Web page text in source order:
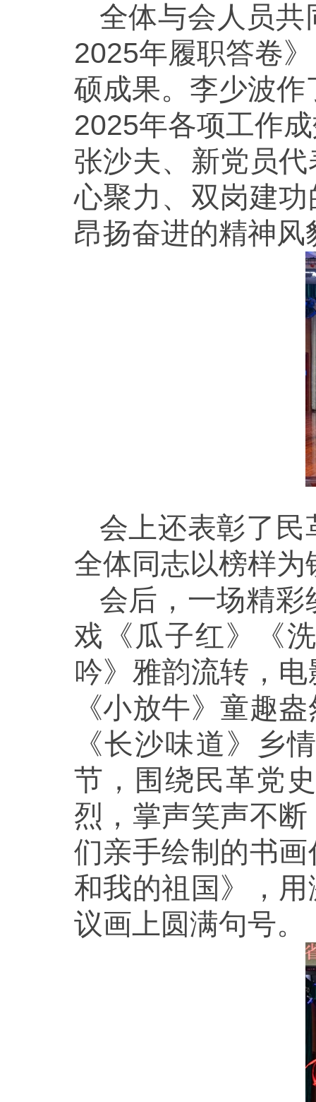
全体与会人员
2025年履职答卷
硕成果。李少波
2025年各项工作
张沙夫、新党员
心聚力、双岗建
昂扬奋进的精神风
会上还表彰了
全体同志以榜样
会后，一场精
戏《瓜子红》《
吟》雅韵流转，
《小放牛》童趣
《长沙味道》
节，围绕民革党
烈，掌声笑声不
们亲手绘制的书
和我的祖国》，
议画上圆满句号。